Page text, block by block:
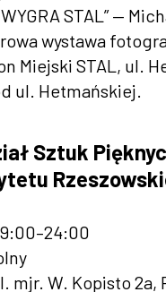
WYGRA STAL” —
wystawa
Miejski STAL, ul.
ul. Hetmańskiej.
Sztuk
mjr. W. Kopisto 2a,